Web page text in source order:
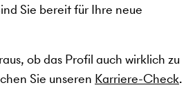
Sie bereit für Ihre neue
ob das Profil auch wirklich zu
Sie unseren Karriere-Check.